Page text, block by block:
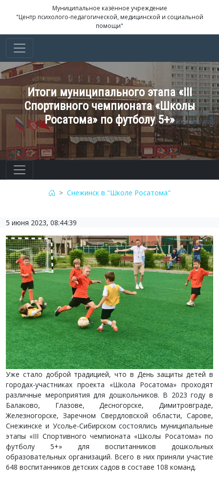
Муниципальное казённое учреждение
"Центр психолого-педагогической, медицинской и социальной
помощи"
Итоги муниципального этапа «III
Спортивного чемпионата «Школы
Росатома» по футболу 5+»
Снежинск в "Школе Росатома"
5 июня 2023, 08:44:39
Уже стало доброй традицией, что в День защиты детей в
городах-участниках проекта «Школа Росатома» проходят
различные мероприятия для дошкольников. В 2023 году в
Балаково, Глазове, Десногорске, Димитровграде,
Железногорске, Заречном Свердловской области, Сарове,
Снежинске и Усолье-Сибирском состоялись муниципальные
этапы «III Спортивного чемпионата «Школы Росатома» по
футболу 5+» для воспитанников дошкольных
образовательных организаций. Всего в них приняли участие
648 воспитанников детских садов в составе 108 команд.